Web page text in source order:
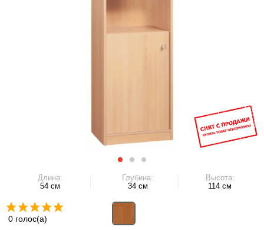
Длина:
54 см
Глубина:
34 см
Высота:
114 см
0 голос(а)